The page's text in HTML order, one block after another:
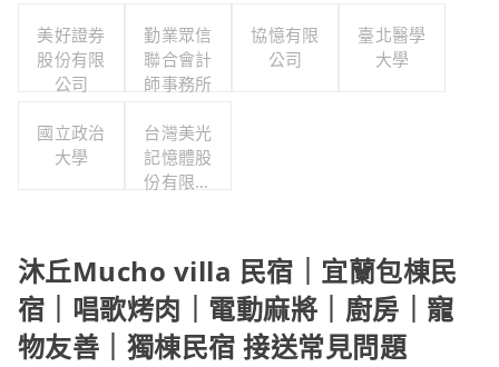
美好證券
股份有限
公司
勤業眾信
聯合會計
師事務所
協憶有限
公司
臺北醫學
大學
國立政治
大學
台灣美光
記憶體股
份有限公
沐丘Mucho villa 民宿｜宜蘭包棟民
宿｜唱歌烤肉｜電動麻將｜廚房｜寵
物友善｜獨棟民宿 接送常見問題